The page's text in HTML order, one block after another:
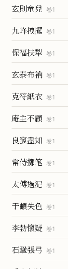
玄則童兒 卷1
九峰拽擺 卷1
保福扶犁 卷1
玄泰布衲 卷1
克符紙衣 卷1
庵主不顧 卷1
良䆳盡知 卷1
常侍擲笔 卷1
太傅過泥 卷1
于頔失色 卷1
李勃懷疑 卷1
石鞏張弓 卷1